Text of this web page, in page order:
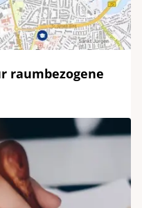
raumbezogene